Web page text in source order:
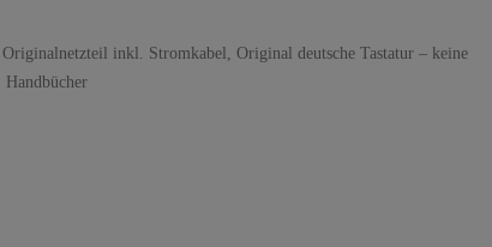
inkl. Stromkabel, Original deutsche Tastatur – keine